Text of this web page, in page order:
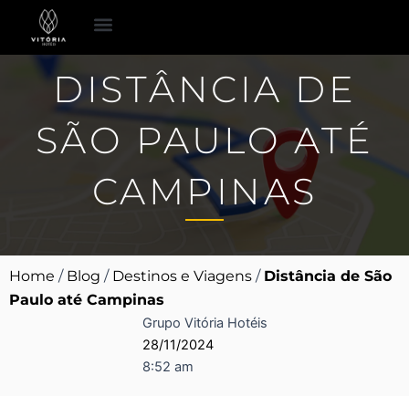
o
conteúdoDISTÂNCIA DE
SÃO PAULO ATÉ
CAMPINAS
Home / Blog / Destinos e Viagens / Distância de São
Paulo até Campinas
Grupo Vitória Hotéis
28/11/2024
8:52 am